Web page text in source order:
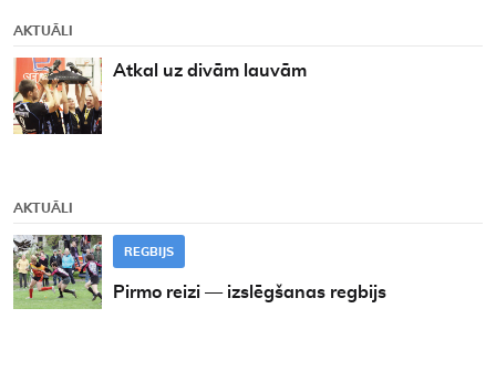
AKTUĀLI
Atkal uz divām lauvām
AKTUĀLI
REGBIJS
Pirmo reizi — izslēgšanas regbijs